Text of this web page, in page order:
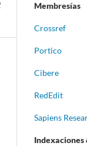
Membresías
Crossref
Portico
Cibere
RedEdit
Sapiens